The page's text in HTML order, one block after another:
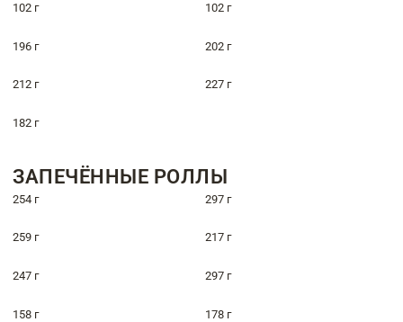
102 г 102 г
196 г 202 г
212 г 227 г
182 г
ЗАПЕЧЁННЫЕ РОЛЛЫ
254 г 297 г
259 г 217 г
247 г 297 г
158 г 178 г